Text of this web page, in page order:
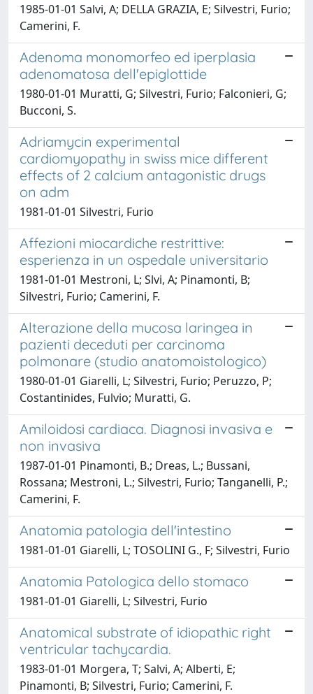
1985-01-01 Salvi, A; DELLA GRAZIA, E; Silvestri, Furio;
Camerini, F.
Adenoma monomorfeo ed iperplasia
adenomatosa dell'epiglottide
1980-01-01 Muratti, G; Silvestri, Furio; Falconieri, G;
Bucconi, S.
Adriamycin experimental
cardiomyopathy in swiss mice different
effects of 2 calcium antagonistic drugs
on adm
1981-01-01 Silvestri, Furio
Affezioni miocardiche restrittive:
esperienza in un ospedale universitario
1981-01-01 Mestroni, L; Slvi, A; Pinamonti, B;
Silvestri, Furio; Camerini, F.
Alterazione della mucosa laringea in
pazienti deceduti per carcinoma
polmonare (studio anatomoistologico)
1980-01-01 Giarelli, L; Silvestri, Furio; Peruzzo, P;
Costantinides, Fulvio; Muratti, G.
Amiloidosi cardiaca. Diagnosi invasiva e
non invasiva
1987-01-01 Pinamonti, B.; Dreas, L.; Bussani,
Rossana; Mestroni, L.; Silvestri, Furio; Tanganelli, P.;
Camerini, F.
Anatomia patologia dell'intestino
1981-01-01 Giarelli, L; TOSOLINI G., F; Silvestri, Furio
Anatomia Patologica dello stomaco
1981-01-01 Giarelli, L; Silvestri, Furio
Anatomical substrate of idiopathic right
ventricular tachycardia.
1983-01-01 Morgera, T; Salvi, A; Alberti, E;
Pinamonti, B; Silvestri, Furio; Camerini, F.